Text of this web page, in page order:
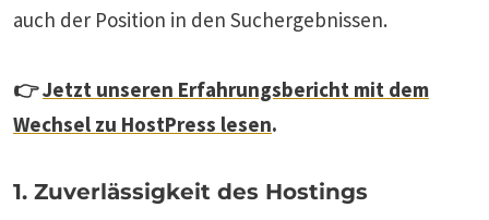
auch der Position in den Suchergebnissen.
👉Jetzt unseren Erfahrungsbericht mit dem
Wechsel zu HostPress lesen.
1. Zuverlässigkeit des Hostings